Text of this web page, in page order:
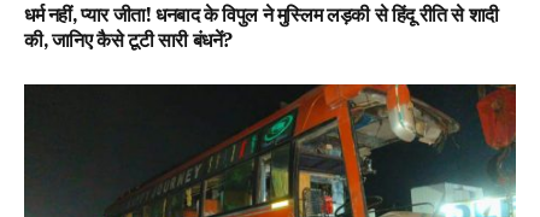
धर्म नहीं, प्यार जीता! धनबाद के विपुल ने मुस्लिम लड़की से हिंदू रीति से शादी
की, जानिए कैसे टूटी सारी बंधनें?